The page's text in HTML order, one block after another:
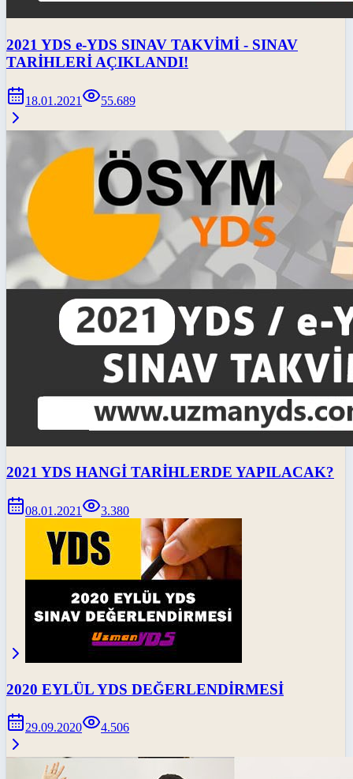
2021 YDS e-YDS SINAV TAKVİMİ - SINAV
TARİHLERİ AÇIKLANDI!
18.01.2021 55.689
2021 YDS HANGİ TARİHLERDE YAPILACAK?
08.01.2021 3.380
2020 EYLÜL YDS DEĞERLENDİRMESİ
29.09.2020 4.506